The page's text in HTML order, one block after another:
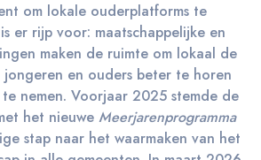
om lokale ouderplatforms te
er rijp voor: maatschappelijke en
maken de ruimte om lokaal de
jongeren en ouders beter te horen
nemen. Voorjaar 2025 stemde de
het nieuwe Meerjarenprogramma
stap naar het waarmaken van het